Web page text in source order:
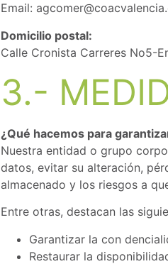
Email:
Domicilio postal:
Calle Cronista Carreres No5-
3.-
¿Qué hacemos para
Nuestra entidad o grupo
datos, evitar su alteración,
almacenado y los riesgos a
Entre otras, destacan las
Garantizar la con
Restaurar la